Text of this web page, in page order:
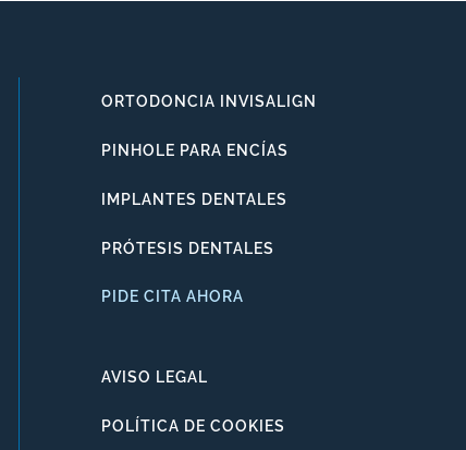
ORTODONCIA INVISALIGN
PINHOLE PARA ENCÍAS
IMPLANTES DENTALES
PRÓTESIS DENTALES
PIDE CITA AHORA
AVISO LEGAL
POLÍTICA DE COOKIES